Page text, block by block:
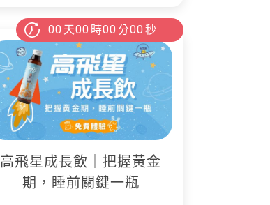
00 天00 時00 分00 秒
高飛星成長飲｜把握黃金
期，睡前關鍵一瓶